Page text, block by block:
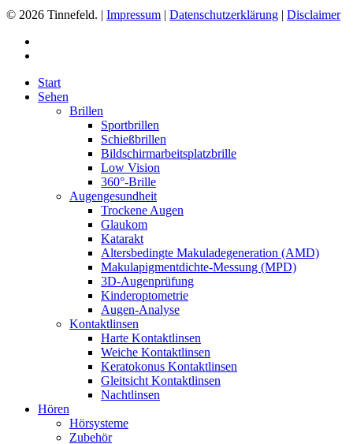
© 2026 Tinnefeld. | Impressum | Datenschutzerklärung | Disclaimer
Start
Sehen
Brillen
Sportbrillen
Schießbrillen
Bildschirmarbeitsplatzbrille
Low Vision
360°-Brille
Augengesundheit
Trockene Augen
Glaukom
Katarakt
Altersbedingte Makuladegeneration (AMD)
Makulapigmentdichte-Messung (MPD)
3D-Augenprüfung
Kinderoptometrie
Augen-Analyse
Kontaktlinsen
Harte Kontaktlinsen
Weiche Kontaktlinsen
Keratokonus Kontaktlinsen
Gleitsicht Kontaktlinsen
Nachtlinsen
Hören
Hörsysteme
Zubehör